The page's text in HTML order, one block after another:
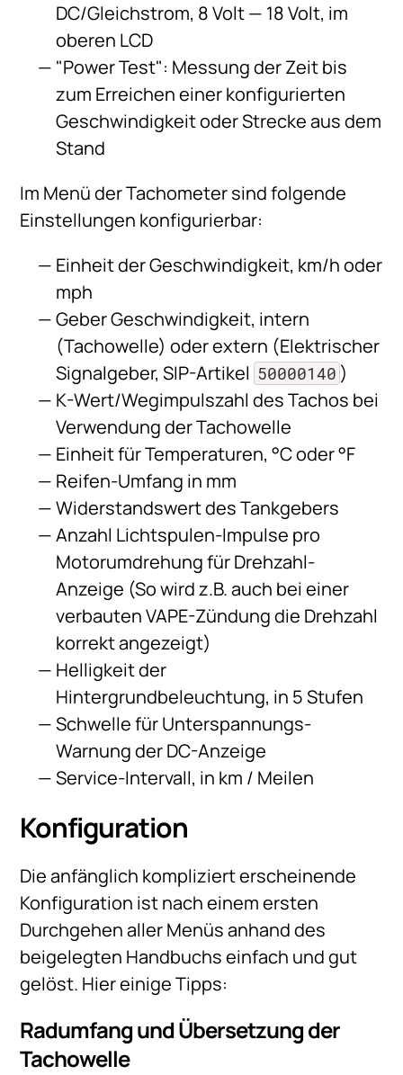
DC/Gleichstrom, 8 Volt — 18 Volt, im
oberen LCD
"Power Test": Messung der Zeit bis
zum Erreichen einer konfigurierten
Geschwindigkeit oder Strecke aus dem
Stand
Im Menü der Tachometer sind folgende
Einstellungen konfigurierbar:
Einheit der Geschwindigkeit, km/h oder
mph
Geber Geschwindigkeit, intern
(Tachowelle) oder extern (Elektrischer
Signalgeber, SIP-Artikel 50000140 )
K-Wert/Wegimpulszahl des Tachos bei
Verwendung der Tachowelle
Einheit für Temperaturen, °C oder °F
Reifen-Umfang in mm
Widerstandswert des Tankgebers
Anzahl Lichtspulen-Impulse pro
Motorumdrehung für Drehzahl-
Anzeige (So wird z.B. auch bei einer
verbauten VAPE-Zündung die Drehzahl
korrekt angezeigt)
Helligkeit der
Hintergrundbeleuchtung, in 5 Stufen
Schwelle für Unterspannungs-
Warnung der DC-Anzeige
Service-Intervall, in km / Meilen
Konfiguration
Die anfänglich kompliziert erscheinende
Konfiguration ist nach einem ersten
Durchgehen aller Menüs anhand des
beigelegten Handbuchs einfach und gut
gelöst. Hier einige Tipps:
Radumfang und Übersetzung der
Tachowelle